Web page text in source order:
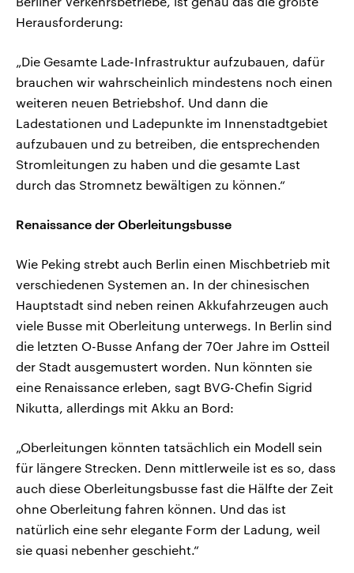
Herausforderung:
„Die Gesamte Lade-Infrastruktur aufzubauen, dafür
brauchen wir wahrscheinlich mindestens noch einen
weiteren neuen Betriebshof. Und dann die
Ladestationen und Ladepunkte im Innenstadtgebiet
aufzubauen und zu betreiben, die entsprechenden
Stromleitungen zu haben und die gesamte Last
durch das Stromnetz bewältigen zu können.“
Renaissance der Oberleitungsbusse
Wie Peking strebt auch Berlin einen Mischbetrieb mit
verschiedenen Systemen an. In der chinesischen
Hauptstadt sind neben reinen Akkufahrzeugen auch
viele Busse mit Oberleitung unterwegs. In Berlin sind
die letzten O-Busse Anfang der 70er Jahre im Ostteil
der Stadt ausgemustert worden. Nun könnten sie
eine Renaissance erleben, sagt BVG-Chefin Sigrid
Nikutta, allerdings mit Akku an Bord:
„Oberleitungen könnten tatsächlich ein Modell sein
für längere Strecken. Denn mittlerweile ist es so, dass
auch diese Oberleitungsbusse fast die Hälfte der Zeit
ohne Oberleitung fahren können. Und das ist
natürlich eine sehr elegante Form der Ladung, weil
sie quasi nebenher geschieht.“